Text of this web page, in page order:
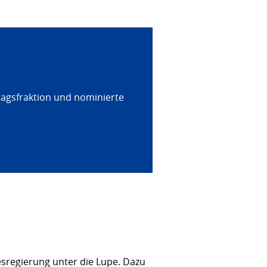
und nominierte
unter die Lupe. Dazu